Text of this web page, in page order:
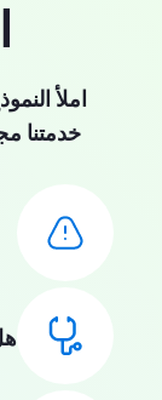
املأ
خدمتنا